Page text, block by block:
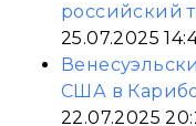
российский
25.07.2025
США в
22.07.2025